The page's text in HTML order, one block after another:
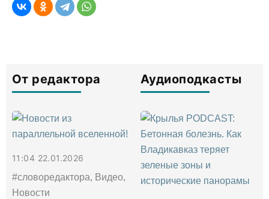
От редактора
11:04 22.01.2026
#словоредактора, Видео,
Новости
Аудиоподкасты